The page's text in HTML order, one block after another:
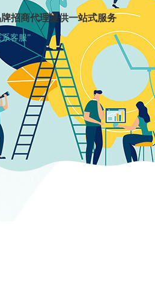
招商代理提供一站式服务
系客服”